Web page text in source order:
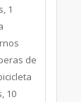
1
de
10